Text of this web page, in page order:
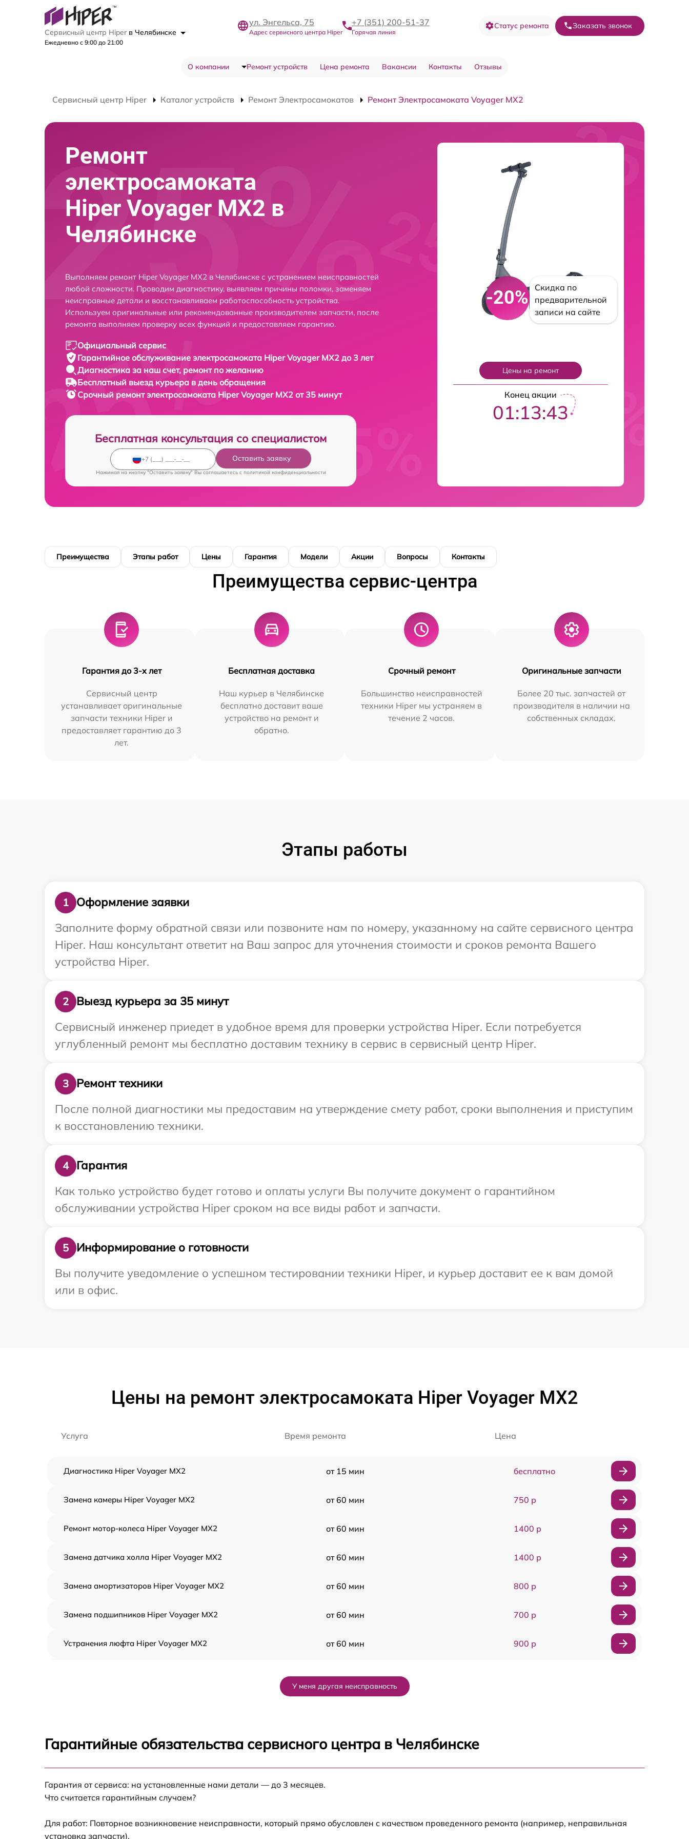
Сервисный центр Hiper в Челябинске
Ежедневно с 9:00 до 21:00
ул. Энгельса, 75
Адрес сервисного центра Hiper
+7 (351) 200-51-37
Горячая линия
Статус ремонта Заказать звонок
О компании Ремонт устройств Цена ремонта Вакансии Контакты Отзывы
Сервисный центр Hiper Каталог устройств Ремонт Электросамокатов Ремонт Электросамоката Voyager MX2
Ремонт
электросамоката
Hiper Voyager MX2 в
Челябинске
Выполняем ремонт Hiper Voyager MX2 в Челябинске с устранением неисправностей
любой сложности. Проводим диагностику, выявляем причины поломки, заменяем
неисправные детали и восстанавливаем работоспособность устройства.
Используем оригинальные или рекомендованные производителем запчасти, после
ремонта выполняем проверку всех функций и предоставляем гарантию.
Официальный сервис
Гарантийное обслуживание электросамоката Hiper Voyager MX2 до 3 лет
Диагностика за наш счет, ремонт по желанию
Бесплатный выезд курьера в день обращения
Срочный ремонтэлектросамоката Hiper Voyager MX2 от 35 минут
Бесплатная консультация со специалистом
Оставить заявку
Нажимая на кнопку "Оставить заявку" Вы соглашаетесь c политикой конфиденциальности
-20%
Скидка по
предварительной
записи на сайте
Цены на ремонт
Конец акции
01:13:42
Преимущества Этапы работ Цены Гарантия Модели Акции Вопросы Контакты
Преимущества сервис-центра
Гарантия до 3-х лет
Сервисный центр
устанавливает оригинальные
запчасти техники Hiper и
предоставляет гарантию до 3
лет.
Бесплатная доставка
Наш курьер в Челябинске
бесплатно доставит ваше
устройство на ремонт и
обратно.
Срочный ремонт
Большинство неисправностей
техники Hiper мы устраняем в
течение 2 часов.
Оригинальные запчасти
Более 20 тыс. запчастей от
производителя в наличии на
собственных складах.
Этапы работы
1
Оформление заявки
Заполните форму обратной связи или позвоните нам по номеру, указанному на сайте сервисного центра
Hiper. Наш консультант ответит на Ваш запрос для уточнения стоимости и сроков ремонта Вашего
устройства Hiper.
2
Выезд курьера за 35 минут
Сервисный инженер приедет в удобное время для проверки устройства Hiper. Если потребуется
углубленный ремонт мы бесплатно доставим технику в сервис в сервисный центр Hiper.
3
Ремонт техники
После полной диагностики мы предоставим на утверждение смету работ, сроки выполнения и приступим
к восстановлению техники.
4
Гарантия
Как только устройство будет готово и оплаты услуги Вы получите документ о гарантийном
обслуживании устройства Hiper сроком на все виды работ и запчасти.
5
Информирование о готовности
Вы получите уведомление о успешном тестировании техники Hiper, и курьер доставит ее к вам домой
или в офис.
Цены на ремонт электросамоката Hiper Voyager MX2
Услуга Время ремонта Цена
Диагностика Hiper Voyager MX2 от 15 мин бесплатно
Замена камеры Hiper Voyager MX2 от 60 мин 750 р
Ремонт мотор-колеса Hiper Voyager MX2 от 60 мин 1400 р
Замена датчика холла Hiper Voyager MX2 от 60 мин 1400 р
Замена амортизаторов Hiper Voyager MX2 от 60 мин 800 р
Замена подшипников Hiper Voyager MX2 от 60 мин 700 р
Устранения люфта Hiper Voyager MX2 от 60 мин 900 р
Замена корпуса Hiper Voyager MX2
Hiper Voyager MX2
У меня другая неисправность
Гарантийные обязательства сервисного центра в Челябинске
Гарантия от сервиса: на установленные нами детали — до 3 месяцев.
Что считается гарантийным случаем?
Для работ: Повторное возникновение неисправности, который прямо обусловлен с качеством проведенного ремонта (например, неправильная
установка запчасти).